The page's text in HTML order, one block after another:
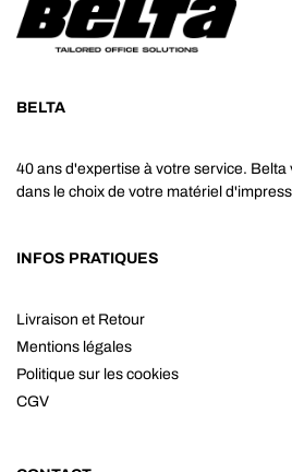
BELTA
40 ans d'expertise à votre service. Belta
dans le choix de votre matériel
INFOS PRATIQUES
Livraison et Retour
Mentions légales
Politique sur les cookies
CGV